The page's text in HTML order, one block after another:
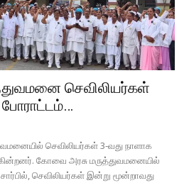
செவிலியர்கள்
செவிலியர்கள் 3-வது நாளாக
கோவை அரசு மருத்துவமனையில்
செவிலியர்கள் இன்று மூன்றாவது